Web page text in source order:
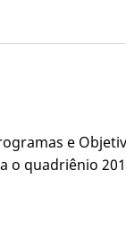
e
o quadriênio